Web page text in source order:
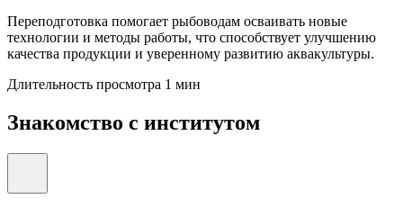
Переподготовка помогает рыбоводам осваивать новые
технологии и методы работы, что способствует улучшению
качества продукции и уверенному развитию аквакультуры.
Длительность просмотра 1 мин
Знакомство с институтом